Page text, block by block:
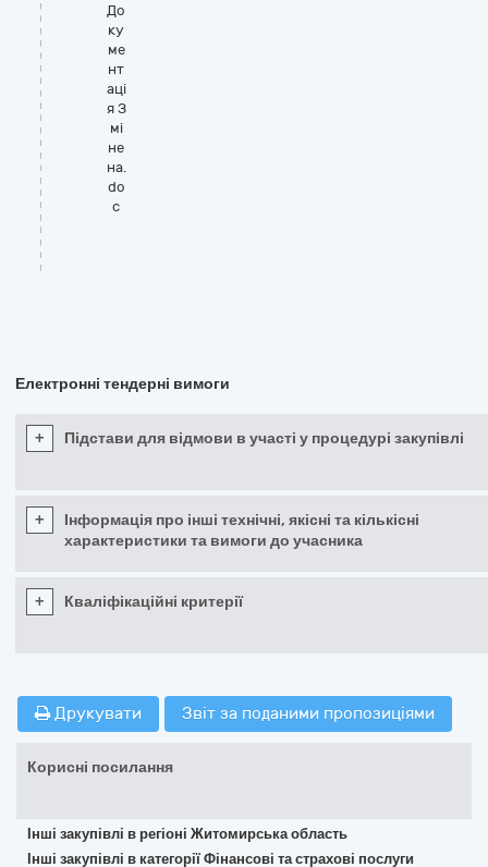
До
ку
ме
нт
аці
я З
мі
не
на.
do
c
Електронні тендерні вимоги
+ Підстави для відмови в участі у процедурі закупівлі
+
Інформація про інші технічні, якісні та кількісні
характеристики та вимоги до учасника
+ Кваліфікаційні критерії
Друкувати Звіт за поданими пропозиціями
Корисні посилання
Інші закупівлі в регіоні Житомирська область
Інші закупівлі в категорії Фінансові та страхові послуги